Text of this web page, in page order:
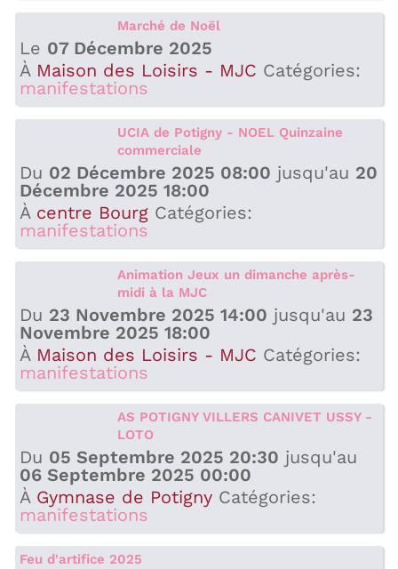
Marché de Noël
Le 07 Décembre 2025
À Maison des Loisirs - MJC Catégories:
manifestations
UCIA de Potigny - NOEL Quinzaine
commerciale
Du 02 Décembre 2025 08:00 jusqu'au 20
Décembre 2025 18:00
À centre Bourg Catégories:
manifestations
Animation Jeux un dimanche après-
midi à la MJC
Du 23 Novembre 2025 14:00 jusqu'au 23
Novembre 2025 18:00
À Maison des Loisirs - MJC Catégories:
manifestations
AS POTIGNY VILLERS CANIVET USSY -
LOTO
Du 05 Septembre 2025 20:30 jusqu'au
06 Septembre 2025 00:00
À Gymnase de Potigny Catégories:
manifestations
Feu d'artifice 2025